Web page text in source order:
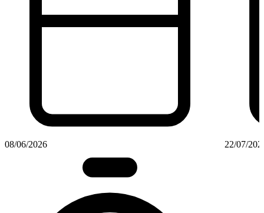
08/06/2026 22/07/